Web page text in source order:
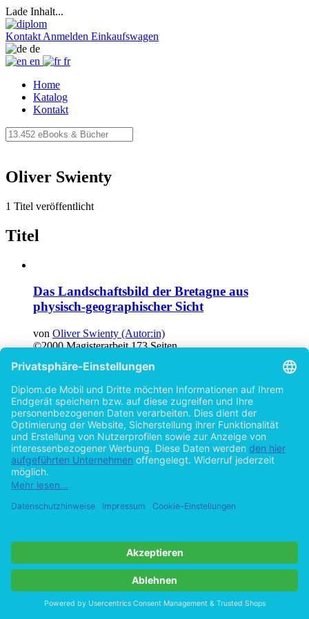
Lade Inhalt...
Kontakt Anmelden Einkaufswagen
de
en
fr
Home
Katalog
Kontakt
Oliver Swienty
1 Titel veröffentlicht
Titel
Das Landschaftsbild der Bretagne aus
physisch-geographischer Sicht
von Oliver Swienty (Autor:in)
©2000 Magisterarbeit 173 Seiten
Hilfe/FAQ
Datenschutz
AGB
Vertrag widerrufen
Zur Desktop-Version
Copyright ©Imprint in der Bedey & Thoms Media GmbH powered
byOpen Publishing
Cookie-Einstellungen